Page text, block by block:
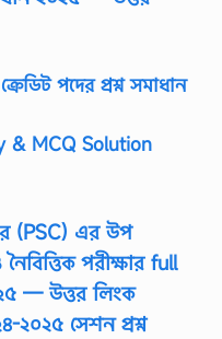
ও
মি
পদের প্রশ্ন সমাধান
& MCQ Solution
(PSC) এর উপ
পরীক্ষার full
— উত্তর লিংক
২০২৫ সেশন প্রশ্ন